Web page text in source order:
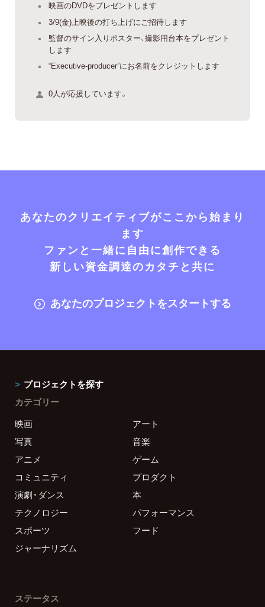
映画のDVDをプレゼントします
3/9(金)上映後の打ち上げにご招待します
監督のサイン入りポスター、撮影用台本をプレゼント
します
“Executive-producer”にお名前をクレジットします
0人が応援しています。
あなたのクリエイティブがここから始まり
ます
ファンと一緒に自由に創作できる
新しい資金調達のカタチと共に
あなたのプロジェクトをスタートする
プロジェクトを探す
カテゴリー
映画
アート
写真
音楽
アニメ
ゲーム
コミュニティ
プロダクト
演劇・ダンス
本
テクノロジー
パフォーマンス
スポーツ
フード
ジャーナリズム
ステータス